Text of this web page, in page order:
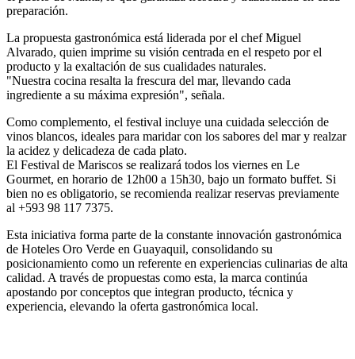
preparación.
La propuesta gastronómica está liderada por el chef Miguel
Alvarado, quien imprime su visión centrada en el respeto por el
producto y la exaltación de sus cualidades naturales.
"Nuestra cocina resalta la frescura del mar, llevando cada
ingrediente a su máxima expresión", señala.
Como complemento, el festival incluye una cuidada selección de
vinos blancos, ideales para maridar con los sabores del mar y realzar
la acidez y delicadeza de cada plato.
El Festival de Mariscos se realizará todos los viernes en Le
Gourmet, en horario de 12h00 a 15h30, bajo un formato buffet. Si
bien no es obligatorio, se recomienda realizar reservas previamente
al +593 98 117 7375.
Esta iniciativa forma parte de la constante innovación gastronómica
de Hoteles Oro Verde en Guayaquil, consolidando su
posicionamiento como un referente en experiencias culinarias de alta
calidad. A través de propuestas como esta, la marca continúa
apostando por conceptos que integran producto, técnica y
experiencia, elevando la oferta gastronómica local.